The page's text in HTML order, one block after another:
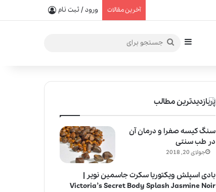
آخرین مقالات ورود / ثبت نام
سایدبارجستجو
پربازدیدترین مطالب
سنگ کیسه صفرا و درمان آن
در طب سنتی
جولای 20, 2018
بادی اسپلش ویکتوریا سکرت جاسمین نویر |
Victoria’s Secret Body Splash Jasmine Noir